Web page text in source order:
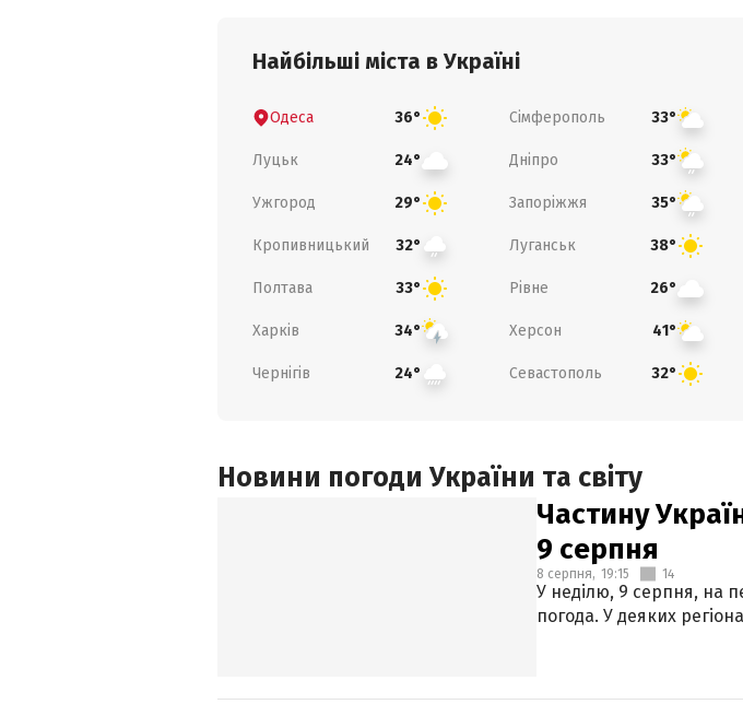
Найбільші міста в Україні
Одеса 36° Сімферополь 33°
Луцьк 24° Дніпро 33°
Ужгород 29° Запоріжжя 35°
Кропивницький 32° Луганськ 38°
Полтава 33° Рівне 26°
Харків 34° Херсон 41°
Чернігів 24° Севастополь 32°
Новини погоди України та світу
Частину
9 серпня
8 серпня, 19:15 14
У неділю, 9 серпня, на
погода. У деяких